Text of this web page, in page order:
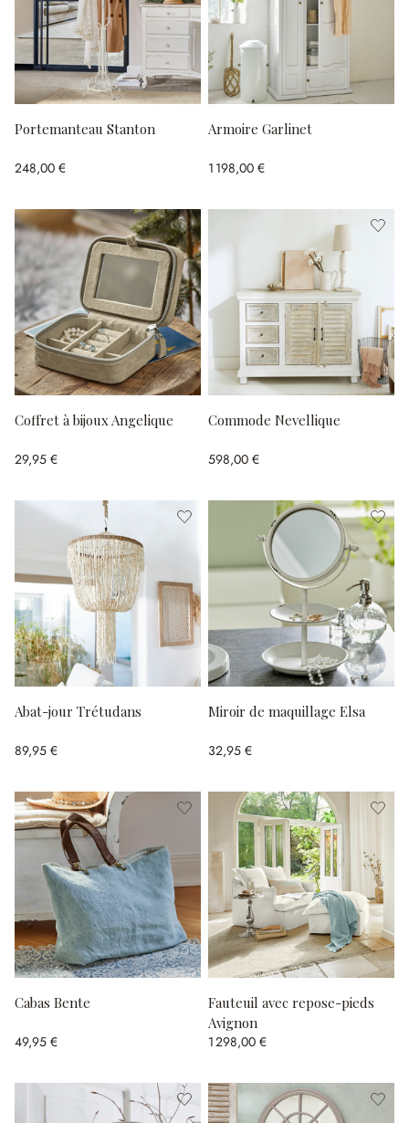
Portemanteau Stanton
248,00 €
Armoire Garlinet
1 198,00 €
Coffret à bijoux Angelique
29,95 €
Commode Nevellique
598,00 €
Abat-jour Trétudans
89,95 €
Miroir de maquillage Elsa
32,95 €
Cabas Bente
49,95 €
Fauteuil avec repose-pieds
Avignon
1 298,00 €